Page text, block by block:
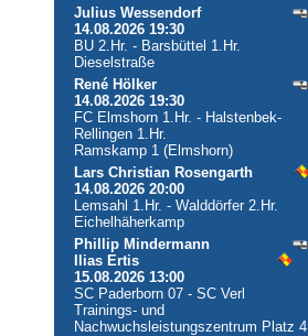
Julius Wessendorf
14.08.2026 19:30
BU 2.Hr. - Barsbüttel 1.Hr.
Dieselstraße
René Hölker
14.08.2026 19:30
FC Elmshorn 1.Hr. - Halstenbek-
Rellingen 1.Hr.
Ramskamp 1 (Elmshorn)
Lars Christian Rosengarth
14.08.2026 20:00
Lemsahl 1.Hr. - Walddörfer 2.Hr.
Eichelhäherkamp
Phillip Mindermann
Ilias Ertis
15.08.2026 13:00
SC Paderborn 07 - SC Verl
Trainings- und
Nachwuchsleistungszentrum Platz 4